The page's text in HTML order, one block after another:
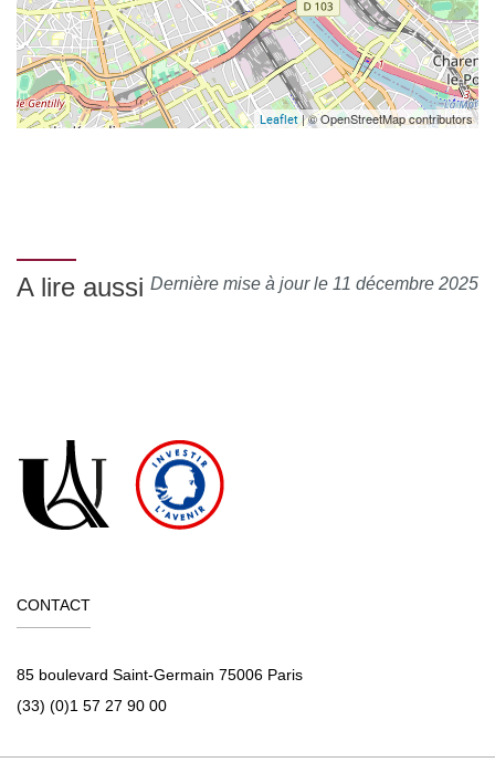
Leaflet | © OpenStreetMap contributors
Dernière mise à jour le 11 décembre 2025
A lire aussi
CONTACT
85 boulevard Saint-Germain 75006 Paris
(33) (0)1 57 27 90 00